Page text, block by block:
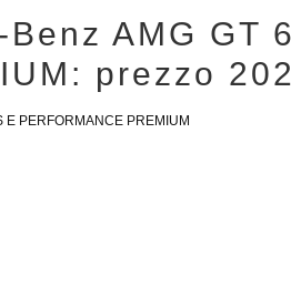
AMG GT
prezzo
E PERFORMANCE PREMIUM